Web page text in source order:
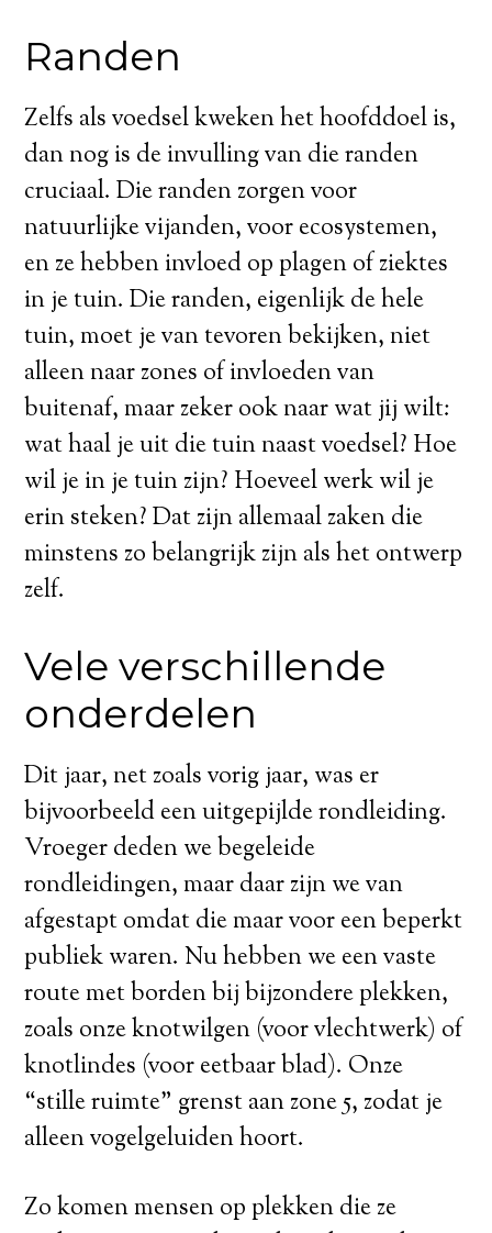
Randen
Zelfs als voedsel kweken het hoofddoel is,
dan nog is de invulling van die randen
cruciaal. Die randen zorgen voor
natuurlijke vijanden, voor ecosystemen,
en ze hebben invloed op plagen of ziektes
in je tuin. Die randen, eigenlijk de hele
tuin, moet je van tevoren bekijken, niet
alleen naar zones of invloeden van
buitenaf, maar zeker ook naar wat jij wilt:
wat haal je uit die tuin naast voedsel? Hoe
wil je in je tuin zijn? Hoeveel werk wil je
erin steken? Dat zijn allemaal zaken die
minstens zo belangrijk zijn als het ontwerp
zelf.
Vele verschillende
onderdelen
Dit jaar, net zoals vorig jaar, was er
bijvoorbeeld een uitgepijlde rondleiding.
Vroeger deden we begeleide
rondleidingen, maar daar zijn we van
afgestapt omdat die maar voor een beperkt
publiek waren. Nu hebben we een vaste
route met borden bij bijzondere plekken,
zoals onze knotwilgen (voor vlechtwerk) of
knotlindes (voor eetbaar blad). Onze
“stille ruimte” grenst aan zone 5, zodat je
alleen vogelgeluiden hoort.
Zo komen mensen op plekken die ze